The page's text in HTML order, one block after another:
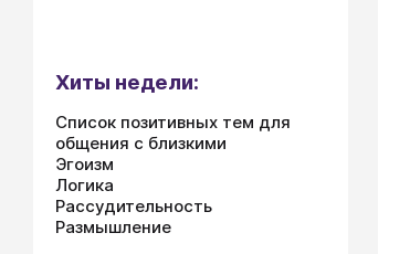
Хиты недели:
Список позитивных тем для
общения с близкими
Эгоизм
Логика
Рассудительность
Размышление